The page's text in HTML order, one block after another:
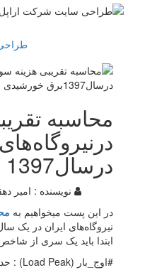
محاسبه
درسال1397
نویسنده : امیر
در این پست میخواهیم به
ابتدا باید یک سری از
#اوج_بار (Load Peak) : حداکثر بار در یک دوره زمانی